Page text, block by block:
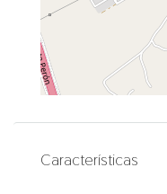
Características